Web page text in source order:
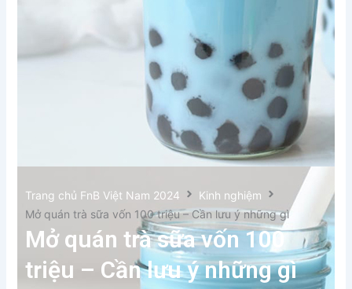
Trang chủ FnB Việt Nam 2024
Kinh nghiệm
Mở quán trà sữa vốn 100 triệu – Cần lưu ý những gì
Mở quán trà sữa vốn 100
triệu – Cần lưu ý những gì